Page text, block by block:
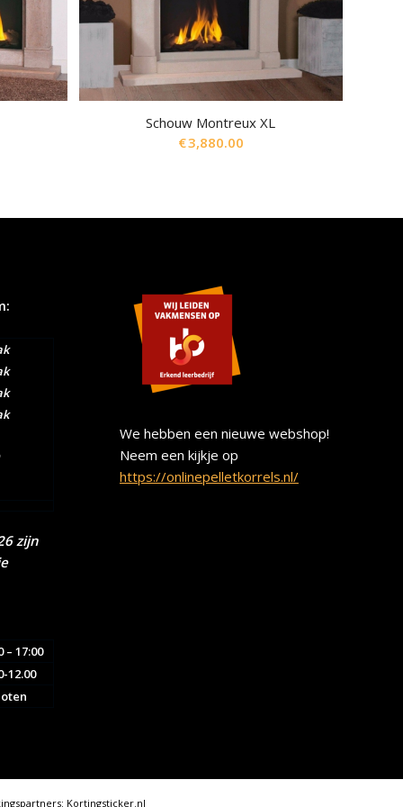
Schouw Montreux XL
€3,880.00
zijn
– 17:00
12.00
We hebben een nieuwe webshop!
Neem een kijkje op
https://onlinepelletkorrels.nl/
Kortingsticker.nl